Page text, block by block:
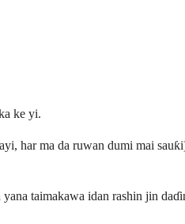
ke yi.
har ma da ruwan dumi mai
taimakawa idan rashin jin